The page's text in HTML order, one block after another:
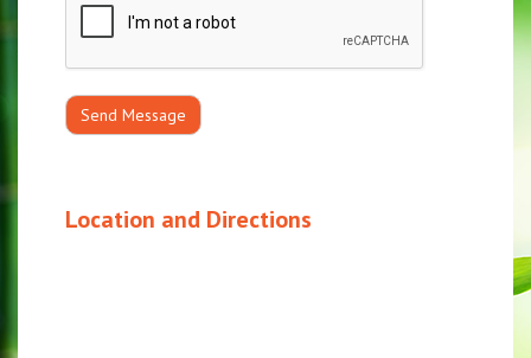
Send Message
Location and Directions